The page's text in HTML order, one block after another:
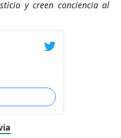
y creen conciencia al